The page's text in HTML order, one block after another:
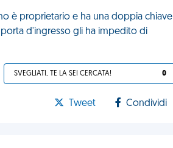
è proprietario e ha una doppia chiave
porta d'ingresso gli ha impedito di
SVEGLIATI, TE LA SEI CERCATA! 0
Tweet Condividi